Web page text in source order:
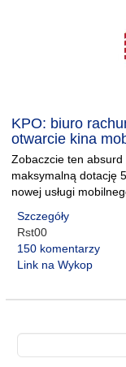
KPO: biuro
otwarcie kina
Zobaczcie ten
maksymalną dotację
nowej usługi
Szczegóły
Rst00
150 komentarzy
Link na Wykop